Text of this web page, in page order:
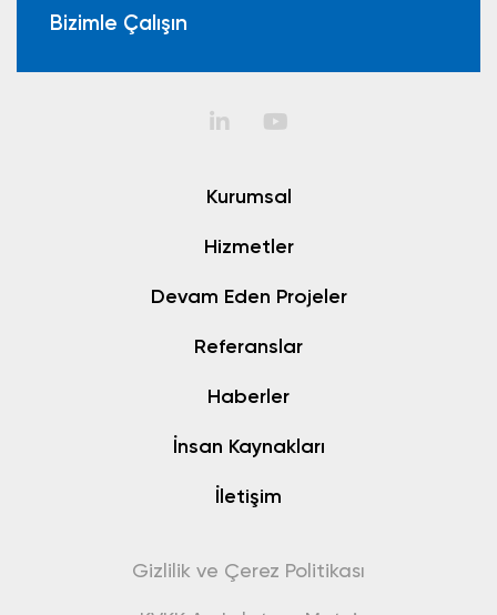
Bizimle Çalışın
Kurumsal
Hizmetler
Devam Eden Projeler
Referanslar
Haberler
İnsan Kaynakları
İletişim
Gizlilik ve Çerez Politikası